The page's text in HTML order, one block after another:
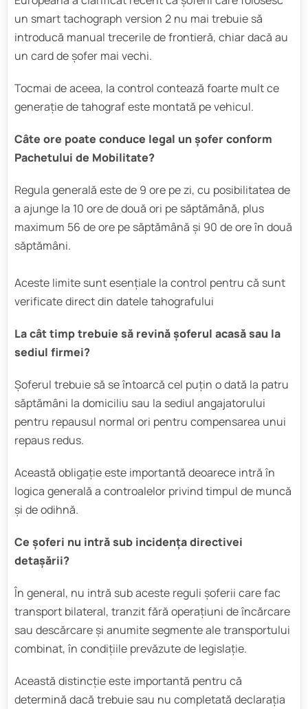
un smart tachograph version 2 nu mai trebuie să
introducă manual trecerile de frontieră, chiar dacă au
un card de șofer mai vechi.
Tocmai de aceea, la control contează foarte mult ce
generație de tahograf este montată pe vehicul.
Câte ore poate conduce legal un șofer conform
Pachetului de Mobilitate?
Regula generală este de 9 ore pe zi, cu posibilitatea de
a ajunge la 10 ore de două ori pe săptămână, plus
maximum 56 de ore pe săptămână și 90 de ore în două
săptămâni.
Aceste limite sunt esențiale la control pentru că sunt
verificate direct din datele tahografului
La cât timp trebuie să revină șoferul acasă sau la
sediul firmei?
Șoferul trebuie să se întoarcă cel puțin o dată la patru
săptămâni la domiciliu sau la sediul angajatorului
pentru repausul normal ori pentru compensarea unui
repaus redus.
Această obligație este importantă deoarece intră în
logica generală a controalelor privind timpul de muncă
și de odihnă.
Ce șoferi nu intră sub incidența directivei
detașării?
În general, nu intră sub aceste reguli șoferii care fac
transport bilateral, tranzit fără operațiuni de încărcare
sau descărcare și anumite segmente ale transportului
combinat, în condițiile prevăzute de legislație.
Această distincție este importantă pentru că
determină dacă trebuie sau nu completată declarația